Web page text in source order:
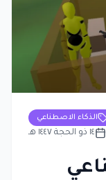
الذكاء الاصطناعي
١٤ ذو الحجة ١٤٤٧ هـ